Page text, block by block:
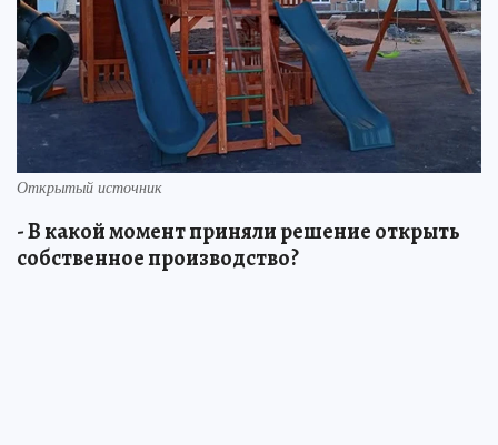
Открытый источник
- В какой момент приняли решение открыть
собственное производство?